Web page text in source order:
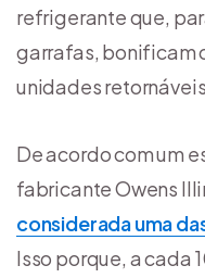
refrigerante que,
garrafas, bonificam
unidades
De acordo com um
fabricante Owens
considerada uma
Isso porque, a cada